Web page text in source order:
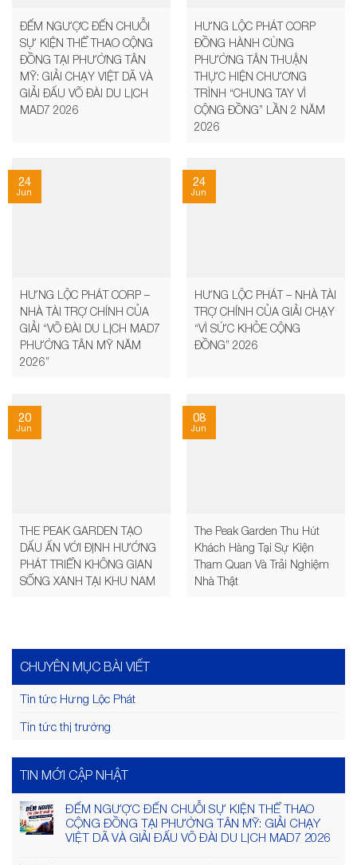
ĐẾM NGƯỢC ĐẾN CHUỖI
SỰ KIỆN THỂ THAO CỘNG
ĐỒNG TẠI PHƯỜNG TÂN
MỸ: GIẢI CHẠY VIỆT DÃ VÀ
GIẢI ĐẤU VÕ ĐÀI DU LỊCH
MAD7 2026
HƯNG LỘC PHÁT CORP
ĐỒNG HÀNH CÙNG
PHƯỜNG TÂN THUẬN
THỰC HIỆN CHƯƠNG
TRÌNH “CHUNG TAY VÌ
CỘNG ĐỒNG” LẦN 2 NĂM
2026
HƯNG LỘC PHÁT CORP –
NHÀ TÀI TRỢ CHÍNH CỦA
GIẢI “VÕ ĐÀI DU LỊCH MAD7
PHƯỜNG TÂN MỸ NĂM
2026”
24
Jun
HƯNG LỘC PHÁT – NHÀ TÀI
TRỢ CHÍNH CỦA GIẢI CHẠY
“VÌ SỨC KHỎE CỘNG
ĐỒNG” 2026
24
Jun
THE PEAK GARDEN TẠO
DẤU ẤN VỚI ĐỊNH HƯỚNG
PHÁT TRIỂN KHÔNG GIAN
SỐNG XANH TẠI KHU NAM
20
Jun
The Peak Garden Thu Hút
Khách Hàng Tại Sự Kiện
Tham Quan Và Trải Nghiệm
Nhà Thật
08
Jun
CHUYÊN MỤC BÀI VIẾT
Tin tức Hưng Lộc Phát
Tin tức thị trường
TIN MỚI CẬP NHẬT
ĐẾM NGƯỢC ĐẾN CHUỖI SỰ KIỆN THỂ THAO
CỘNG ĐỒNG TẠI PHƯỜNG TÂN MỸ: GIẢI CHẠY
VIỆT DÃ VÀ GIẢI ĐẤU VÕ ĐÀI DU LỊCH MAD7 2026